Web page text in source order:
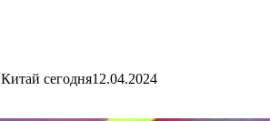
Китай сегодня12.04.2024